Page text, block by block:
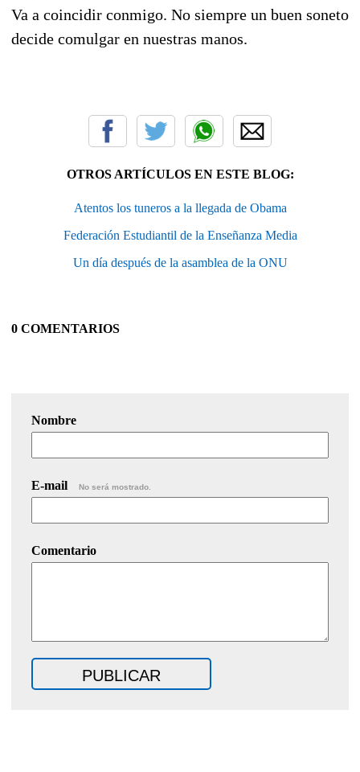
Va a coincidir conmigo. No siempre un buen soneto
decide comulgar en nuestras manos.
OTROS ARTÍCULOS EN ESTE BLOG:
Atentos los tuneros a la llegada de Obama
Federación Estudiantil de la Enseñanza Media
Un día después de la asamblea de la ONU
0 COMENTARIOS
Nombre
E-mail No será mostrado.
Comentario